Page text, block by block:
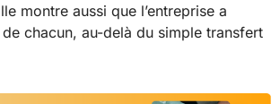
montre aussi que l’entreprise a
de chacun, au-delà du simple transfert